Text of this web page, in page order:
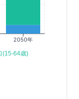
2050年
(15-64歳)